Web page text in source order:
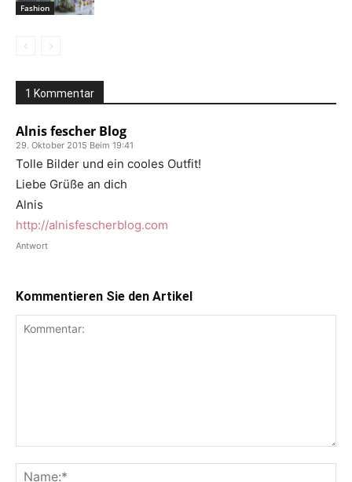
Fashion
1 Kommentar
Alnis fescher Blog
29. Oktober 2015 Beim 19:41
Tolle Bilder und ein cooles Outfit!
Liebe Grüße an dich
Alnis
http://alnisfescherblog.com
Antwort
Kommentieren Sie den Artikel